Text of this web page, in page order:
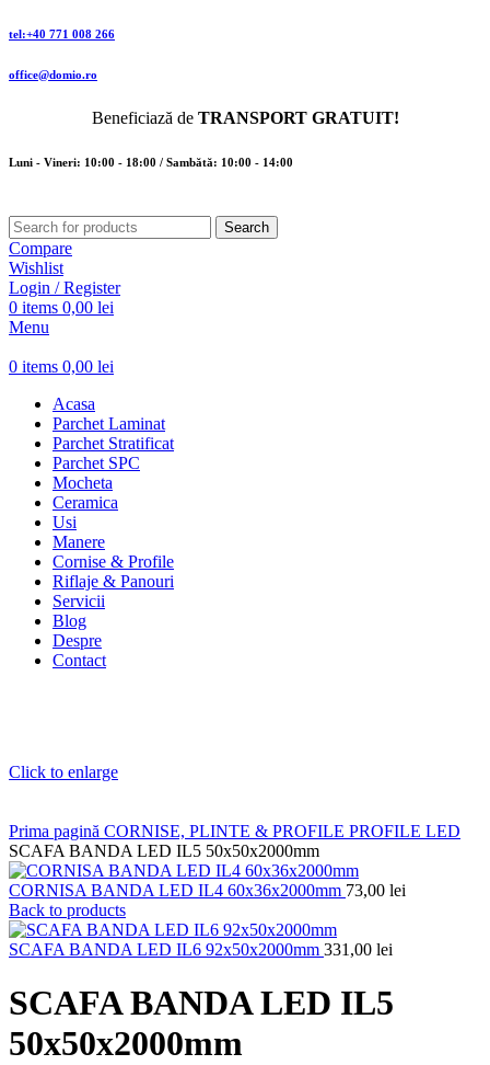
tel:+40 771 008 266
office@domio.ro
Beneficiază de TRANSPORT GRATUIT!
Luni - Vineri: 10:00 - 18:00 / Sambătă: 10:00 - 14:00
Search
Compare
Wishlist
Login / Register
0 items 0,00 lei
Menu
0 items 0,00 lei
Acasa
Parchet Laminat
Parchet Stratificat
Parchet SPC
Mocheta
Ceramica
Usi
Manere
Cornise & Profile
Riflaje & Panouri
Servicii
Blog
Despre
Contact
Click to enlarge
Prima pagină CORNISE, PLINTE & PROFILE PROFILE LED
SCAFA BANDA LED IL5 50x50x2000mm
CORNISA BANDA LED IL4 60x36x2000mm 73,00 lei
Back to products
SCAFA BANDA LED IL6 92x50x2000mm 331,00 lei
SCAFA BANDA LED IL5
50x50x2000mm